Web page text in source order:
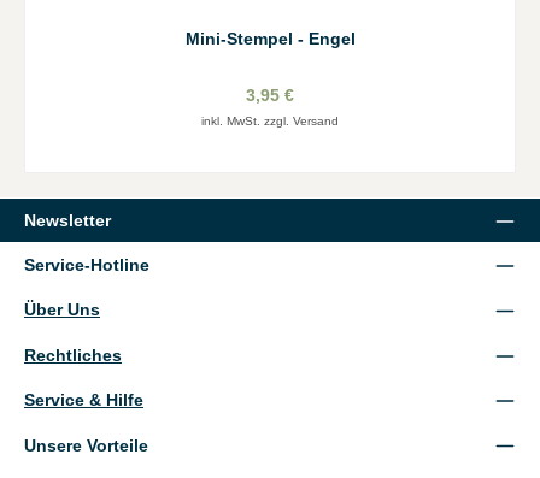
Mini-Stempel - Engel
3,95 €
inkl. MwSt. zzgl. Versand
Newsletter
Service-Hotline
Über Uns
Rechtliches
Service & Hilfe
Unsere Vorteile